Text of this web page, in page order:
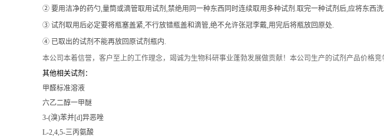
② 要用洁净的药勺,量筒或滴管取用试剂,禁绝用同一种东西同时连续取用多种试剂.取完一种试剂后,应将东西
③ 试剂取用后必定要将瓶塞盖紧,不行放错瓶盖和滴管,绝不允许张冠李戴,用完后将瓶放回原处.
④ 已取出的试剂不能再放回原试剂瓶内.
本公司本着信誉，客户至上的工作理念，竭诚为生物科研事业蓬勃发展做贡献！本公司生产的试剂产品价格
其他相关试剂：
甲醛标准溶液
六乙二醇一甲醚
3-(溴)苯并[d]异恶唑
L-2,4,5-三丙氨酸